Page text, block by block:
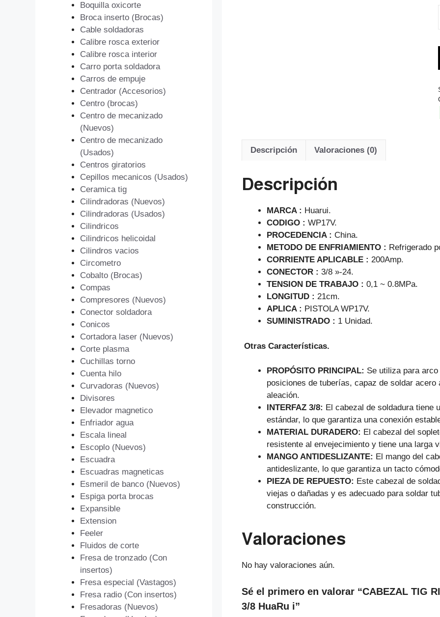
Descripción Valoraciones (0)
Descripción
MARCA : Huarui.
CODIGO : WP17V.
PROCEDENCIA : China.
METODO DE ENFRIAMIENTO : Refrigerado
CORRIENTE APLICABLE : 200Amp.
CONECTOR : 3/8 »-24.
TENSION DE TRABAJO : 0,1 ~ 0.8MPa.
LONGITUD : 21cm.
APLICA : PISTOLA WP17V.
SUMINISTRADO : 1 Unidad.
Otras Características.
PROPÓSITO PRINCIPAL: Se utiliza para
posiciones de tuberías, capaz de soldar
aleación.
INTERFAZ 3/8: El cabezal de soldadura tiene
estándar, lo que garantiza una conexión
MATERIAL DURADERO: El cabezal del
resistente al envejecimiento y tiene una larga
MANGO ANTIDESLIZANTE: El mango del
antideslizante, lo que garantiza un tacto
PIEZA DE REPUESTO: Este cabezal de
viejas o dañadas y es adecuado para soldar
construcción.
Valoraciones
No hay valoraciones aún.
Sé el primero en valorar “CABEZAL TIG
3/8 HuaRu i”
Boquilla oxicorte
Broca inserto (Brocas)
Cable soldadoras
Calibre rosca exterior
Calibre rosca interior
Carro porta soldadora
Carros de empuje
Centrador (Accesorios)
Centro (brocas)
Centro de mecanizado
(Nuevos)
Centro de mecanizado
(Usados)
Centros giratorios
Cepillos mecanicos (Usados)
Ceramica tig
Cilindradoras (Nuevos)
Cilindradoras (Usados)
Cilindricos
Cilindricos helicoidal
Cilindros vacios
Circometro
Cobalto (Brocas)
Compas
Compresores (Nuevos)
Conector soldadora
Conicos
Cortadora laser (Nuevos)
Corte plasma
Cuchillas torno
Cuenta hilo
Curvadoras (Nuevos)
Divisores
Elevador magnetico
Enfriador agua
Escala lineal
Escoplo (Nuevos)
Escuadra
Escuadras magneticas
Esmeril de banco (Nuevos)
Espiga porta brocas
Expansible
Extension
Feeler
Fluidos de corte
Fresa de tronzado (Con
insertos)
Fresa especial (Vastagos)
Fresa radio (Con insertos)
Fresadoras (Nuevos)